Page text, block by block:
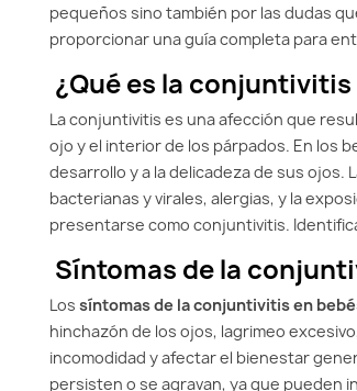
Salud
Salud
pequeños sino también por las dudas
proporcionar una guía completa para
¿Qué es la
La conjuntivitis es una afección que
ojo y el interior de los párpados. En los
desarrollo y a la delicadeza de sus
bacterianas y virales, alergias, y la
presentarse como conjuntivitis.
Síntomas de la
Los síntomas de la conjuntivitis en
hinchazón de los ojos, lagrimeo
incomodidad y afectar el bienestar
persisten o se agravan, ya que pueden